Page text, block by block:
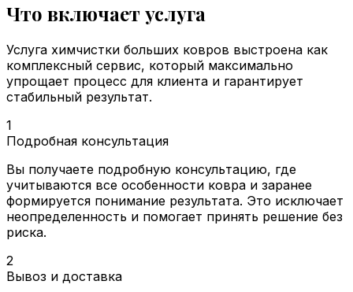
Что включает услуга
Услуга химчистки больших ковров выстроена как
комплексный сервис, который максимально
упрощает процесс для клиента и гарантирует
стабильный результат.
1
Подробная консультация
Вы получаете подробную консультацию, где
учитываются все особенности ковра и заранее
формируется понимание результата. Это исключает
неопределенность и помогает принять решение без
риска.
2
Вывоз и доставка